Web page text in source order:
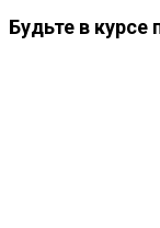
Будьте в курсе